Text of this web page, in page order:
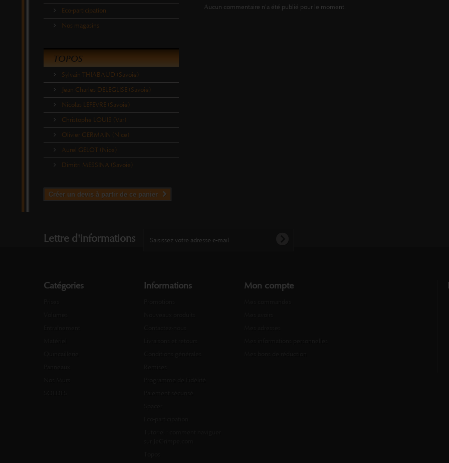
Eco-participation
Nos magasins
TOPOS
Sylvain THIABAUD (Savoie)
Jean-Charles DELEGLISE (Savoie)
Nicolas LEFEVRE (Savoie)
Christophe LOUIS (Var)
Olivier GERMAIN (Nice)
Aurel GELOT (Nice)
Dimitri MESSINA (Savoie)
Créer un devis à partir de ce panier
Aucun commentaire n'a été publié pour le moment.
Lettre d'informations
Catégories Informations Mon compte